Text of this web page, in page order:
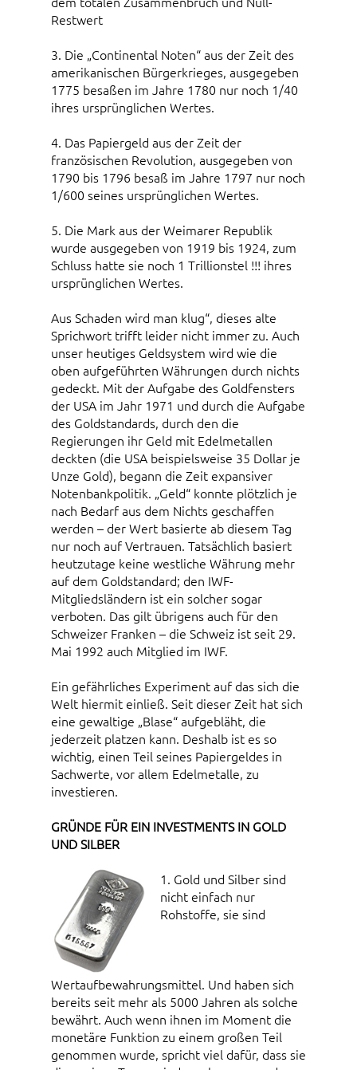
Restwert
3. Die „Continental Noten“ aus der Zeit des
amerikanischen Bürgerkrieges, ausgegeben
1775 besaßen im Jahre 1780 nur noch 1/40
ihres ursprünglichen Wertes.
4. Das Papiergeld aus der Zeit der
französischen Revolution, ausgegeben von
1790 bis 1796 besaß im Jahre 1797 nur noch
1/600 seines ursprünglichen Wertes.
5. Die Mark aus der Weimarer Republik
wurde ausgegeben von 1919 bis 1924, zum
Schluss hatte sie noch 1 Trillionstel !!! ihres
ursprünglichen Wertes.
Aus Schaden wird man klug“, dieses alte
Sprichwort trifft leider nicht immer zu. Auch
unser heutiges Geldsystem wird wie die
oben aufgeführten Währungen durch nichts
gedeckt. Mit der Aufgabe des Goldfensters
der USA im Jahr 1971 und durch die Aufgabe
des Goldstandards, durch den die
Regierungen ihr Geld mit Edelmetallen
deckten (die USA beispielsweise 35 Dollar je
Unze Gold), begann die Zeit expansiver
Notenbankpolitik. „Geld“ konnte plötzlich je
nach Bedarf aus dem Nichts geschaffen
werden – der Wert basierte ab diesem Tag
nur noch auf Vertrauen. Tatsächlich basiert
heutzutage keine westliche Währung mehr
auf dem Goldstandard; den IWF-
Mitgliedsländern ist ein solcher sogar
verboten. Das gilt übrigens auch für den
Schweizer Franken – die Schweiz ist seit 29.
Mai 1992 auch Mitglied im IWF.
Ein gefährliches Experiment auf das sich die
Welt hiermit einließ. Seit dieser Zeit hat sich
eine gewaltige „Blase“ aufgebläht, die
jederzeit platzen kann. Deshalb ist es so
wichtig, einen Teil seines Papiergeldes in
Sachwerte, vor allem Edelmetalle, zu
investieren.
GRÜNDE FÜR EIN INVESTMENTS IN GOLD
UND SILBER
1. Gold und Silber sind
nicht einfach nur
Rohstoffe, sie sind
Wertaufbewahrungsmittel. Und haben sich
bereits seit mehr als 5000 Jahren als solche
bewährt. Auch wenn ihnen im Moment die
monetäre Funktion zu einem großen Teil
genommen wurde, spricht viel dafür, dass sie